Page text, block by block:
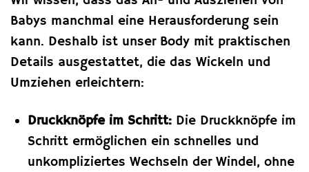
Babys manchmal eine Herausforderung sein
kann. Deshalb ist unser Body mit praktischen
Details ausgestattet, die das Wickeln und
Umziehen erleichtern:
Druckknöpfe im Schritt:Die Druckknöpfe im
Schritt ermöglichen ein schnelles und
unkompliziertes Wechseln der Windel, ohne